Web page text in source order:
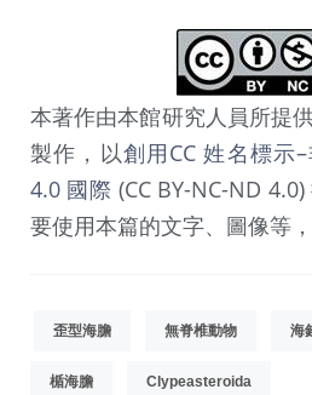
本著作由本館研究人員所提
製作，以創用CC 姓名標示
4.0 國際 (CC BY-NC-ND
要使用本篇的文字、圖像等
歪型海膽 無脊椎動物 海
楯海膽 Clypeasteroida